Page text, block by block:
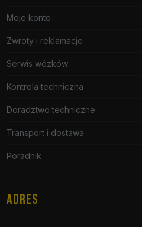
Moje konto
Zwroty i reklamacje
Serwis wózków
Kontrola techniczna
Doradztwo techniczne
Transport i dostawa
Poradnik
ADRES